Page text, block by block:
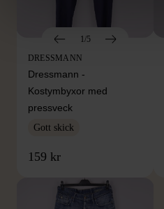
1/5
DRESSMANN
Dressmann -
Kostymbyxor med
pressveck
Gott skick
159 kr